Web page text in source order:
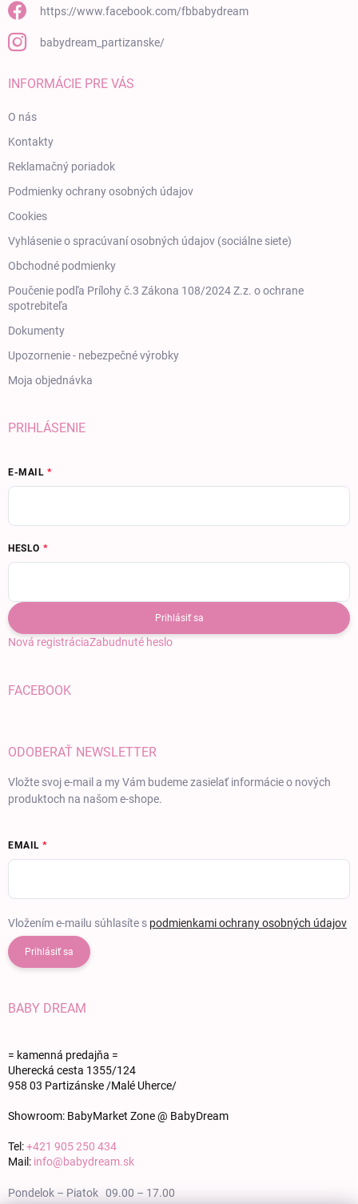
https://www.facebook.com/fbbabydream
babydream_partizanske/
INFORMÁCIE PRE VÁS
O nás
Kontakty
Reklamačný poriadok
Podmienky ochrany osobných údajov
Cookies
Vyhlásenie o spracúvaní osobných údajov (sociálne siete)
Obchodné podmienky
Poučenie podľa Prílohy č.3 Zákona 108/2024 Z.z. o ochrane
spotrebiteľa
Dokumenty
Upozornenie - nebezpečné výrobky
Moja objednávka
PRIHLÁSENIE
E-MAIL
HESLO
Prihlásiť sa
Nová registráciaZabudnuté heslo
FACEBOOK
ODOBERAŤ NEWSLETTER
Vložte svoj e-mail a my Vám budeme zasielať informácie o nových
produktoch na našom e-shope.
EMAIL
Vložením e-mailu súhlasíte s podmienkami ochrany osobných údajov
Prihlásiť sa
BABY DREAM
= kamenná predajňa =
Uherecká cesta 1355/124
958 03 Partizánske /Malé Uherce/
Showroom: BabyMarket Zone @ BabyDream
Tel:+421 905 250 434
Mail: info@babydream.sk
Pondelok – Piatok 09.00 – 17.00